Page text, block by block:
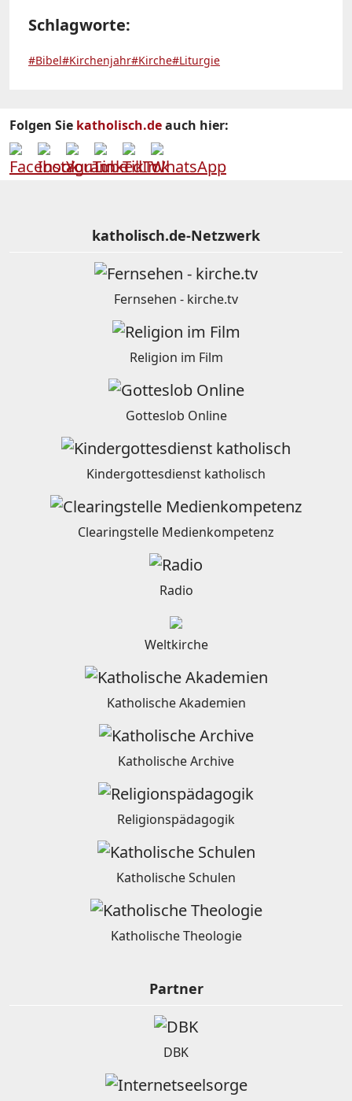
Schlagworte:
#Bibel#Kirchenjahr#Kirche#Liturgie
Folgen Sie katholisch.deauch hier:
katholisch.de-Netzwerk
Fernsehen - kirche.tv
Religion im Film
Gotteslob Online
Kindergottesdienst katholisch
Clearingstelle Medienkompetenz
Radio
Weltkirche
Katholische Akademien
Katholische Archive
Religionspädagogik
Katholische Schulen
Katholische Theologie
Partner
DBK